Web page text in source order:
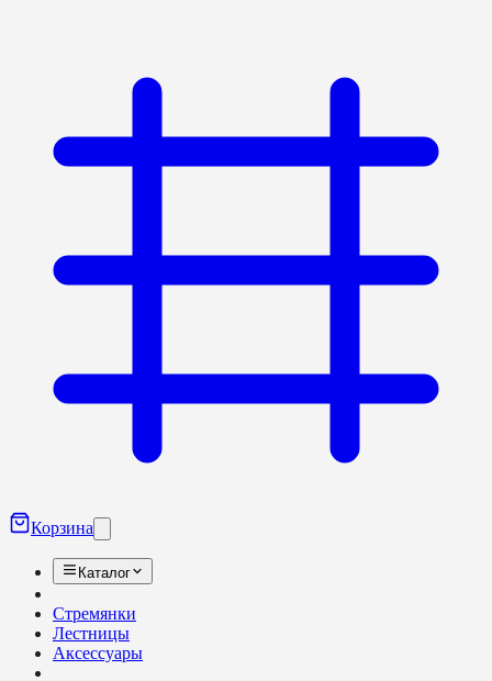
Корзина
Каталог
Стремянки
Лестницы
Аксессуары